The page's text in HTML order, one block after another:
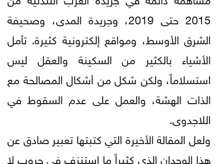
2015 حتى 2019، وجريدة المدى، وصحيفة
الشرق الأوسط، ومواقع إلكترونية كثيرة. تأمل
الأشياء بالكثير من السكينة والعقل ليس
استسلاماً، ولكن شكل من أشكال المصالحة مع
الذات الهشة، والعمل على عدم السقوط في
اللاجدوى.
ولعل المقالة الأخيرة التي كتبتها تعبير صادق عن
هذا الوجدان الذي كثيراً ما استنزف في حروب لا